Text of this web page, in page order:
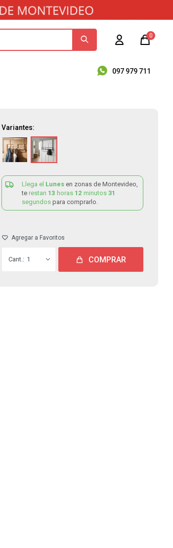
097 979 711
0
Variantes:
Llega el Lunes en zonas de Montevideo,
te restan 13 horas 12 minutos 31
segundos para comprarlo.
1 COMPRAR